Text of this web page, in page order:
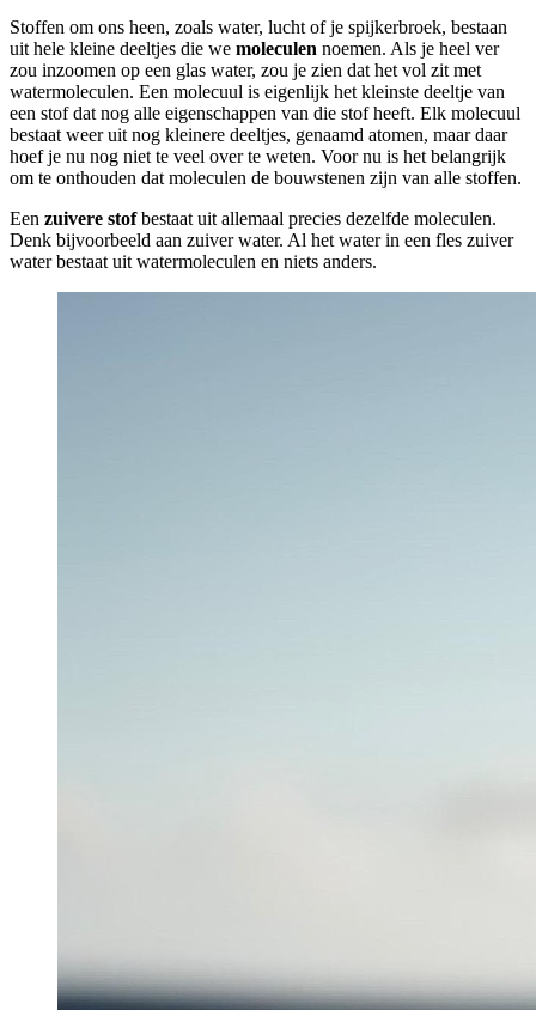
Stoffen om ons heen, zoals water, lucht of je spijkerbroek, bestaan
uit hele kleine deeltjes die we moleculen noemen. Als je heel ver
zou inzoomen op een glas water, zou je zien dat het vol zit met
watermoleculen. Een molecuul is eigenlijk het kleinste deeltje van
een stof dat nog alle eigenschappen van die stof heeft. Elk molecuul
bestaat weer uit nog kleinere deeltjes, genaamd atomen, maar daar
hoef je nu nog niet te veel over te weten. Voor nu is het belangrijk
om te onthouden dat moleculen de bouwstenen zijn van alle stoffen.
Een zuivere stofbestaat uit allemaal precies dezelfde moleculen.
Denk bijvoorbeeld aan zuiver water. Al het water in een fles zuiver
water bestaat uit watermoleculen en niets anders.